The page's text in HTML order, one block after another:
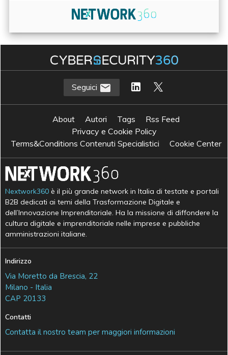
Seguici
About Autori Tags
Rss Feed
Privacy e Cookie Policy
Terms&Conditions Contenuti Specialistici
Cookie Center
Nextwork360 è il più grande network in Italia di testate e portali
B2B dedicati ai temi della Trasformazione Digitale e
dell’Innovazione Imprenditoriale. Ha la missione di diffondere la
cultura digitale e imprenditoriale nelle imprese e pubbliche
amministrazioni italiane.
Indirizzo
Via Moretto da Brescia, 22
Milano - Italia
CAP 20133
Contatti
Contatta il nostro team per maggiori informazioni